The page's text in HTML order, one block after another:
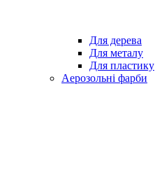
Для дерева
Для металу
Для пластику
Аерозольні фарби